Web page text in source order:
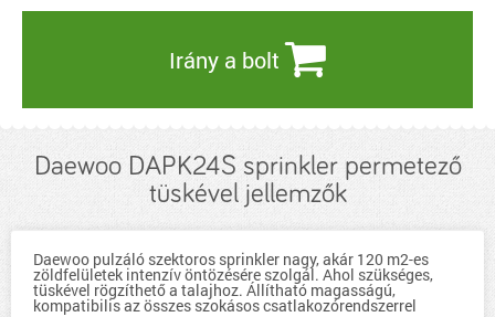
Irány a bolt
Daewoo DAPK24S sprinkler permetező
tüskével jellemzők
Daewoo pulzáló szektoros sprinkler nagy, akár 120 m2-es
zöldfelületek intenzív öntözésére szolgál. Ahol szükséges,
tüskével rögzíthető a talajhoz. Állítható magasságú,
kompatibilis az összes szokásos csatlakozórendszerrel